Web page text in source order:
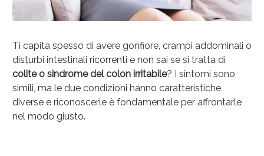
Ti capita spesso di avere gonfiore, crampi addominali o
disturbi intestinali ricorrenti e non sai se si tratta di
colite o sindrome del colon irritabile? I sintomi sono
simili, ma le due condizioni hanno caratteristiche
diverse e riconoscerle è fondamentale per affrontarle
nel modo giusto.
Anticellulite e Fanghi: Sconto fino al 40% valido
oggi!